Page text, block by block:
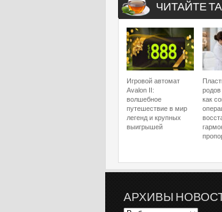
ЧИТАЙТЕ
Игровой автомат
Avalon II:
волшебное
путешествие в мир
легенд и крупных
выигрышей
родов
как
АРХИВЫ